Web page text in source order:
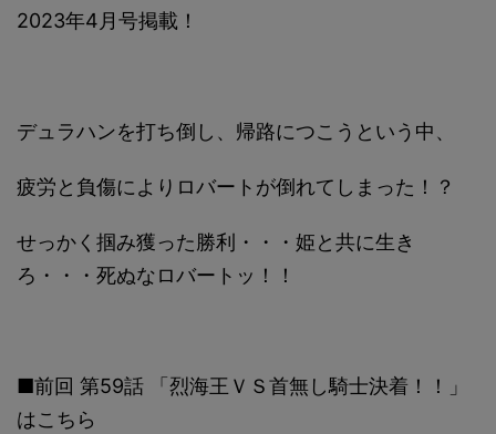
2023年4月号掲載！
デュラハンを打ち倒し、帰路につこうという中、
疲労と負傷によりロバートが倒れてしまった！？
せっかく掴み獲った勝利・・・姫と共に生き
ろ・・・死ぬなロバートッ！！
■前回 第59話 「烈海王ＶＳ首無し騎士決着！！」
はこちら